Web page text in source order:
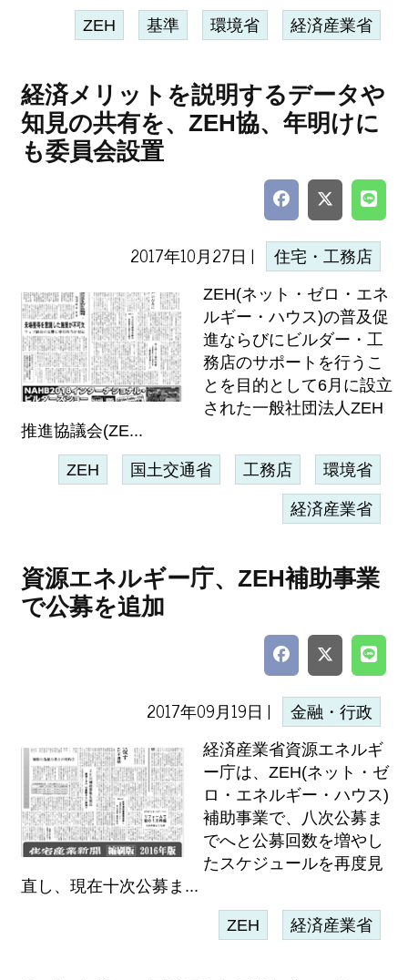
ZEH 基準 環境省 経済産業省
経済メリットを説明するデータや
知見の共有を、ZEH協、年明けに
も委員会設置
2017年10月27日 | 住宅・工務店
ZEH(ネット・ゼロ・エネ
ルギー・ハウス)の普及促
進ならびにビルダー・工
務店のサポートを行うこ
とを目的として6月に設立
された一般社団法人ZEH
推進協議会(ZE...
ZEH 国土交通省 工務店 環境省
経済産業省
資源エネルギー庁、ZEH補助事業
で公募を追加
2017年09月19日 | 金融・行政
経済産業省資源エネルギ
ー庁は、ZEH(ネット・ゼ
ロ・エネルギー・ハウス)
補助事業で、八次公募ま
でへと公募回数を増やし
たスケジュールを再度見
直し、現在十次公募ま...
ZEH 経済産業省